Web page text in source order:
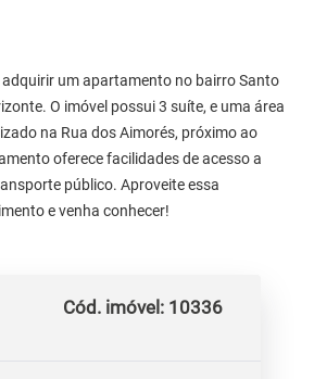
um apartamento no bairro Santo
O imóvel possui 3 suíte, e uma área
na Rua dos Aimorés, próximo ao
oferece facilidades de acesso a
público. Aproveite essa
e venha conhecer!
Cód. imóvel: 10336